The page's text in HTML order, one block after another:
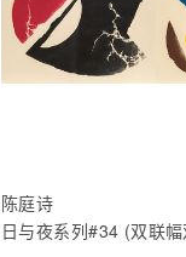
陈庭诗
日与夜系列#34 (双联